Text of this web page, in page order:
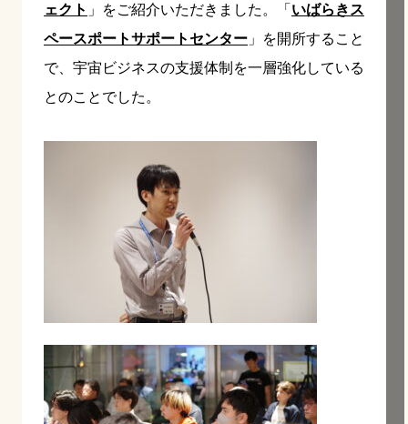
ェクト 」をご紹介いただきました。「 いばらきス
ペースポートサポートセンター 」を開所すること
で、宇宙ビジネスの支援体制を一層強化している
とのことでした。